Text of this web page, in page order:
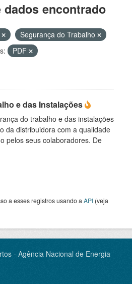
encontrado
Segurança do Trabalho
PDF
e das Instalações
do trabalho e das instalações
da distribuidora com a qualidade
pelos seus colaboradores. De
a esses registros usando a API (veja
- Agência Nacional de Energia